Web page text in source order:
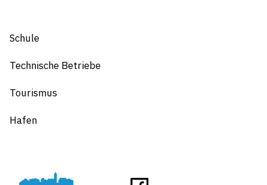
Schule
Technische Betriebe
Tourismus
Hafen